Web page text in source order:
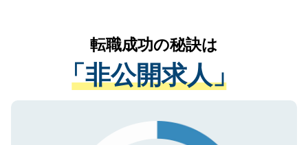
は、個人情報の取り扱いについての厳密な
管理基準を満たした事業者のみに付与され
る、プライバシーマークを取得済みです。
で、機密保持に関してもご安心ください。
かがいして、現在の医療機関の状況や紹介
経験をまじえながら、適切なアドバイスを
させていただきます。すぐにご転職をされ
ない方には、長期的なサポートが可能です
ので、まずはご登録ください。
転職成功の秘訣は
「非公開求人」